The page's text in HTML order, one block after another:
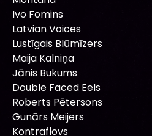
Ivo Fomins
Latvian Voices
Lustīgais Blūmīzers
Maija Kalniņa
Jānis Bukums
Double Faced Eels
Roberts Pētersons
Gunārs Meijers
Kontraflovs